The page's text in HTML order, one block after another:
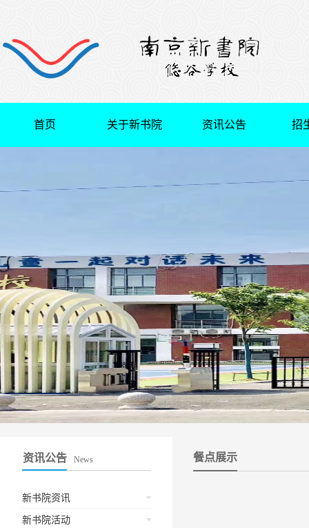
首页 关于新书院 资讯公告 招
资讯公告 News
新书院资讯
新书院活动
餐点展示